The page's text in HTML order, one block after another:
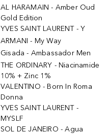
AL HARAMAIN - Amber Oud
Gold Edition
YVES SAINT LAURENT - Y
ARMANI - My Way
Gisada - Ambassador Men
THE ORDINARY - Niacinamide
10% + Zinc 1%
VALENTINO - Born In Roma
Donna
YVES SAINT LAURENT -
MYSLF
SOL DE JANEIRO - Agua